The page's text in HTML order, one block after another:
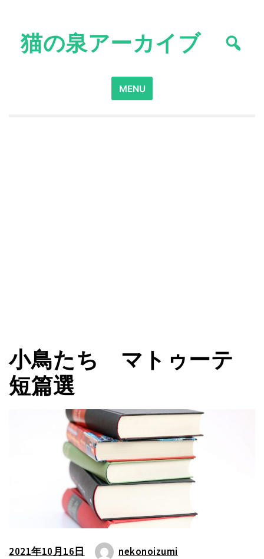
content猫の泉アーカイブ
Search
for:
MENU
小鳥たち マトゥーテ
短篇選
2021年10月16日 nekonoizumi